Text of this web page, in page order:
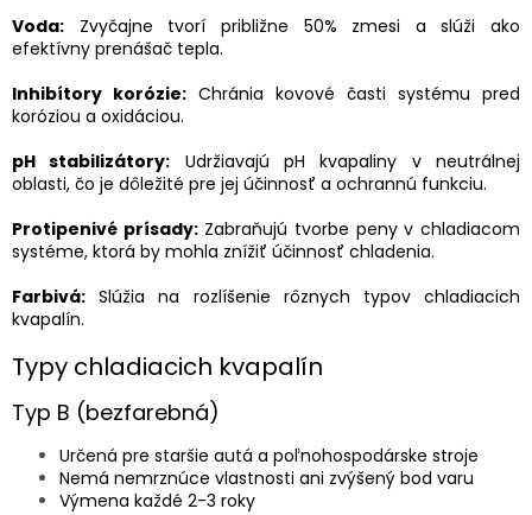
Voda: Zvyčajne tvorí približne 50% zmesi a slúži ako
efektívny prenášač tepla.
Inhibítory korózie: Chránia kovové časti systému pred
koróziou a oxidáciou.
pH stabilizátory: Udržiavajú pH kvapaliny v neutrálnej
oblasti, čo je dôležité pre jej účinnosť a ochrannú funkciu.
Protipenivé prísady:Zabraňujú tvorbe peny v chladiacom
systéme, ktorá by mohla znížiť účinnosť chladenia.
Farbivá: Slúžia na rozlíšenie rôznych typov chladiacich
kvapalín.
Typy chladiacich kvapalín
Typ B (bezfarebná)
Určená pre staršie autá a poľnohospodárske stroje
Nemá nemrznúce vlastnosti ani zvýšený bod varu
Výmena každé 2-3 roky